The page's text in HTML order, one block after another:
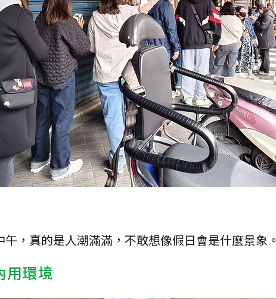
，真的是人潮滿滿，不敢想像假日會是什麼景象。
用環境